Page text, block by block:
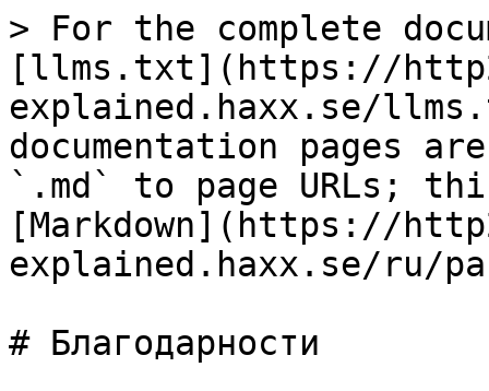
> For the complete
[llms.txt](https://
explained.haxx.se/
documentation pages
`.md` to page URLs;
[Markdown](https://
explained.haxx.se/ru/
# Благодарности